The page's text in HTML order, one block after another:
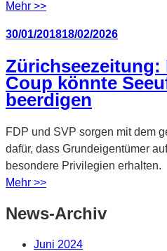
Mehr >>
Veröffentlicht
30/01/201818/02/2026
Coup könnte
beerdigen
FDP und SVP sorgen mit dem
dafür, dass Grundeigentümer
besondere Privilegien erhalten.
Mehr >>
News-Archiv
Juni 2024